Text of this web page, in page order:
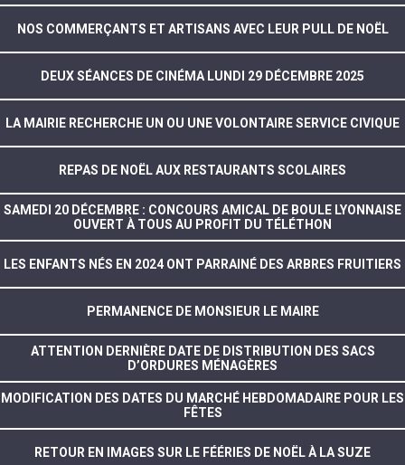
NOS COMMERÇANTS ET ARTISANS AVEC LEUR PULL DE NOËL
DEUX SÉANCES DE CINÉMA LUNDI 29 DÉCEMBRE 2025
LA MAIRIE RECHERCHE UN OU UNE VOLONTAIRE SERVICE CIVIQUE
REPAS DE NOËL AUX RESTAURANTS SCOLAIRES
SAMEDI 20 DÉCEMBRE : CONCOURS AMICAL DE BOULE LYONNAISE
OUVERT À TOUS AU PROFIT DU TÉLÉTHON
LES ENFANTS NÉS EN 2024 ONT PARRAINÉ DES ARBRES FRUITIERS
PERMANENCE DE MONSIEUR LE MAIRE
ATTENTION DERNIÈRE DATE DE DISTRIBUTION DES SACS
D’ORDURES MÉNAGÈRES
MODIFICATION DES DATES DU MARCHÉ HEBDOMADAIRE POUR LES
FÊTES
RETOUR EN IMAGES SUR LE FÉÉRIES DE NOËL À LA SUZE